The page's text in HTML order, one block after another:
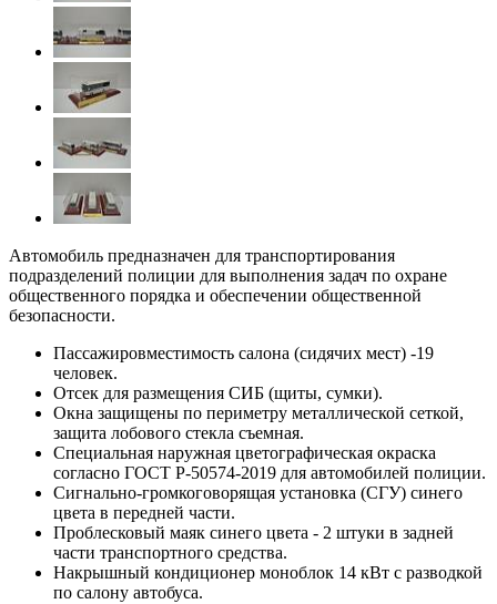
Автомобиль предназначен для транспортирования
подразделений полиции для выполнения задач по охране
общественного порядка и обеспечении общественной
безопасности.
Пассажировместимость салона (сидячих мест) -19
человек.
Отсек для размещения СИБ (щиты, сумки).
Окна защищены по периметру металлической сеткой,
защита лобового стекла съемная.
Специальная наружная цветографическая окраска
согласно ГОСТ Р-50574-2019 для автомобилей полиции.
Сигнально-громкоговорящая установка (СГУ) синего
цвета в передней части.
Проблесковый маяк синего цвета - 2 штуки в задней
части транспортного средства.
Накрышный кондиционер моноблок 14 кВт с разводкой
по салону автобуса.